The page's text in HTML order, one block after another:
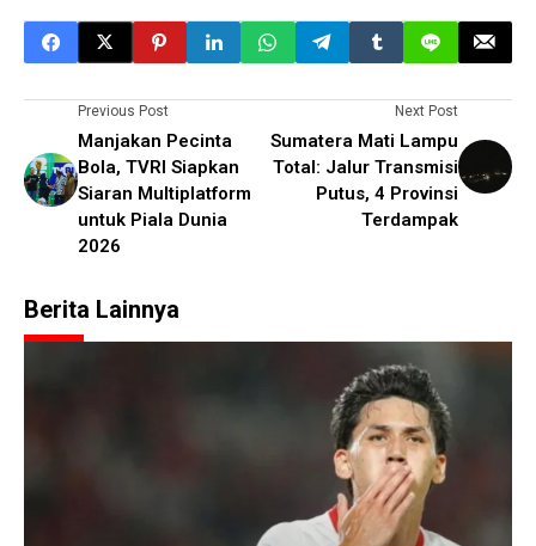
Previous Post
Manjakan Pecinta
Bola, TVRI Siapkan
Siaran Multiplatform
untuk Piala Dunia
2026
Next Post
Sumatera Mati Lampu
Total: Jalur Transmisi
Putus, 4 Provinsi
Terdampak
Berita Lainnya